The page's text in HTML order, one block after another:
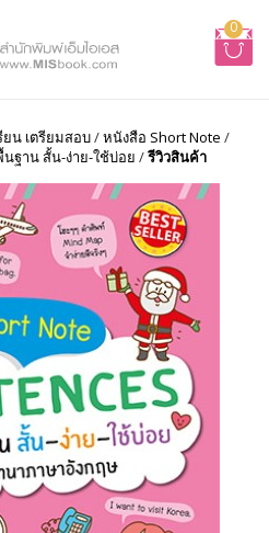
0
ยน เตรียมสอบ/หนังสือ Short Note /
ฐาน สั้น-ง่าย-ใช้บ่อย /รีวิวสินค้า